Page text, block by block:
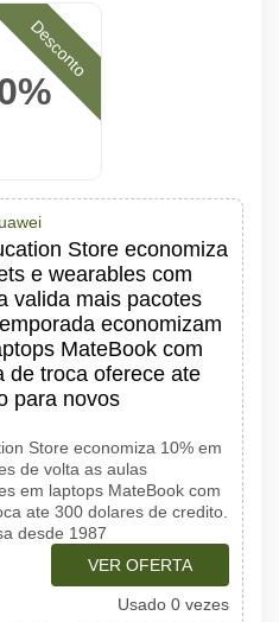
Desconto
Store economiza
e wearables com
valida mais pacotes
economizam
MateBook com
de troca oferece ate
para novos
Store economiza 10% em
de volta as aulas
em laptops MateBook com
ate 300 dolares de credito.
desde 1987
VER OFERTA
Usado 0 vezes